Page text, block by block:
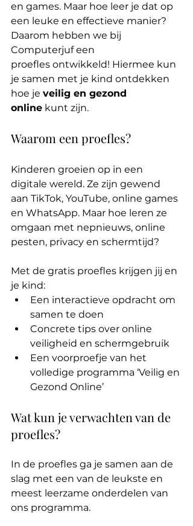
en games. Maar hoe leer je dat op
een leuke en effectieve manier?
Daarom hebben we bij
Computerjuf een
proefles ontwikkeld! Hiermee kun
je samen met je kind ontdekken
hoe je veilig en gezond
online kunt zijn.
Waarom een proefles?
Kinderen groeien op in een
digitale wereld. Ze zijn gewend
aan TikTok, YouTube, online games
en WhatsApp. Maar hoe leren ze
omgaan met nepnieuws, online
pesten, privacy en schermtijd?
Met de gratis proefles krijgen jij en
je kind:
Een interactieve opdracht om
samen te doen
Concrete tips over online
veiligheid en schermgebruik
Een voorproefje van het
volledige programma ‘Veilig en
Gezond Online’
Wat kun je verwachten van de
proefles?
In de proefles ga je samen aan de
slag met een van de leukste en
meest leerzame onderdelen van
ons programma.